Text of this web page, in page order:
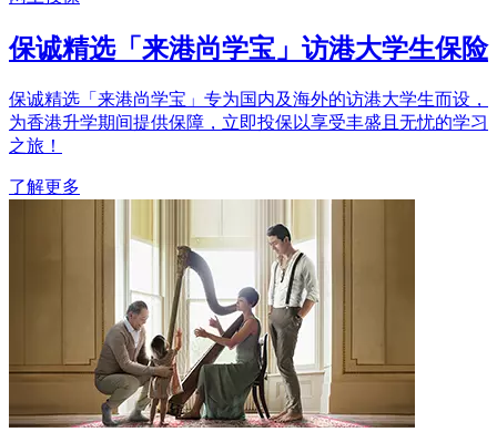
保诚精选「来港尚学宝」访港大学生保险
保诚精选「来港尚学宝」专为国内及海外的访港大学生而设，
为香港升学期间提供保障，立即投保以享受丰盛且无忧的学习
之旅！
了解更多